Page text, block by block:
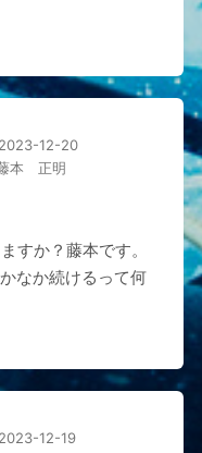
2023-12-20
本 正明
すか？藤本です。
なか続けるって何
2023-12-19